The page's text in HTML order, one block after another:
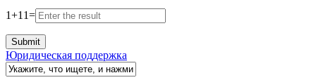
1+11=
Юридическая поддержка